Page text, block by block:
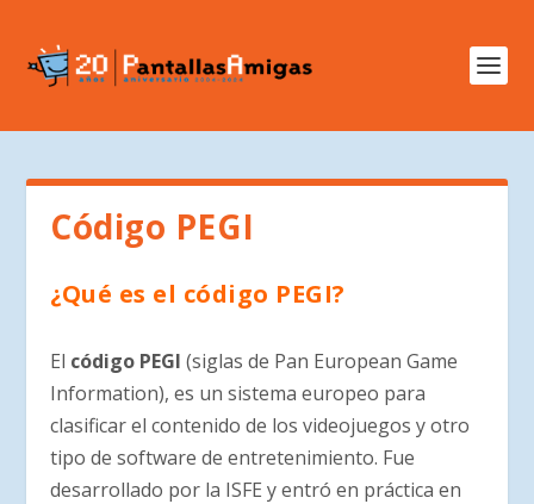
Código PEGI
¿Qué es el código PEGI?
El código PEGI (siglas de Pan European Game
Information), es un sistema europeo para
clasificar el contenido de los videojuegos y otro
tipo de software de entretenimiento. Fue
desarrollado por la ISFE y entró en práctica en